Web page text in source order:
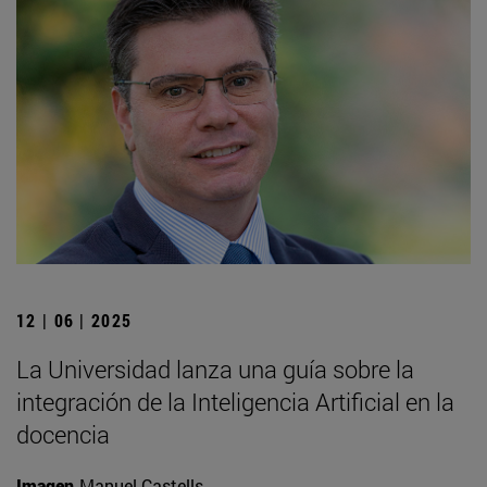
12 | 06 | 2025
La Universidad lanza una guía sobre la
integración de la Inteligencia Artificial en la
docencia